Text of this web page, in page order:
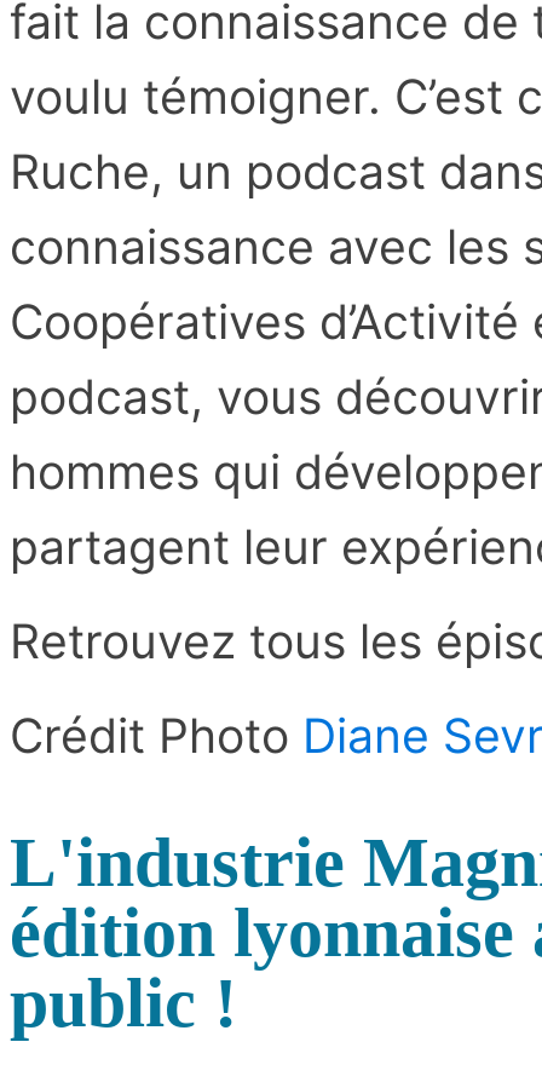
fait la connaissance
voulu témoigner. C’est
Ruche, un podcast
connaissance avec les
Coopératives
podcast, vous
hommes qui
partagent leur
Retrouvez tous les
Crédit Photo Diane
L'industrie
édition lyonnaise
public !